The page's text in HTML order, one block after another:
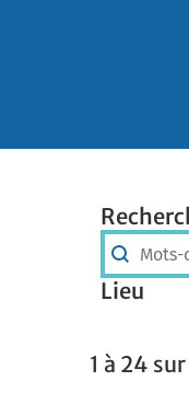
Recherche
Lieu
1 à 24